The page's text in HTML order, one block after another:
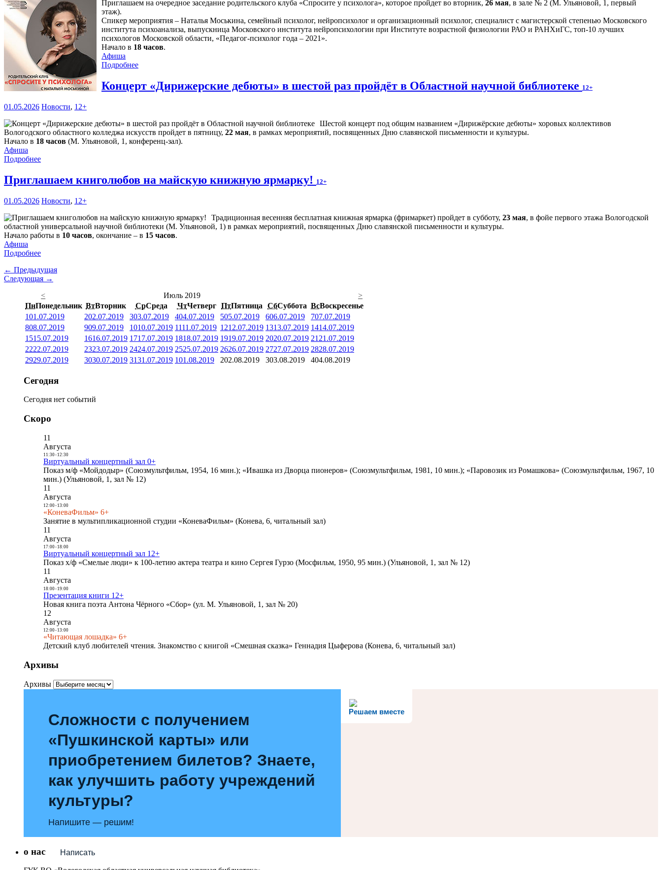
Приглашаем на очередное заседание родительского клуба «Спросите у психолога», которое пройдет во вторник, 26 мая, в зале № 2 (М. Ульяновой, 1, первый
этаж).
Спикер мероприятия – Наталья Моськина, семейный психолог, нейропсихолог и организационный психолог, специалист с магистерской степенью Московского
института психоанализа, выпускница Московского института нейропсихологии при Институте возрастной физиологии РАО и РАНХиГС, топ-10 лучших
психологов Московской области, «Педагог-психолог года – 2021».
Начало в 18 часов.
Афиша
Подробнее
Концерт «Дирижерские дебюты» в шестой раз пройдёт в Областной научной библиотеке 12+
01.05.2026 Новости, 12+
Шестой концерт под общим названием «Дирижёрские дебюты» хоровых коллективов
Вологодского областного колледжа искусств пройдет в пятницу, 22 мая, в рамках мероприятий, посвященных Дню славянской письменности и культуры.
Начало в 18 часов (М. Ульяновой, 1, конференц-зал).
Афиша
Подробнее
Приглашаем книголюбов на майскую книжную ярмарку! 12+
01.05.2026 Новости, 12+
Традиционная весенняя бесплатная книжная ярмарка (фримаркет) пройдет в субботу, 23 мая, в фойе первого этажа Вологодской
областной универсальной научной библиотеки (М. Ульяновой, 1) в рамках мероприятий, посвященных Дню славянской письменности и культуры.
Начало работы в 10 часов, окончание – в 15 часов.
Афиша
Подробнее
← Предыдущая
Следующая →
<
Июль 2019
>
ПнПонедельник ВтВторник СрСреда ЧтЧетверг ПтПятница СбСуббота ВсВоскресенье
101.07.2019 202.07.2019 303.07.2019 404.07.2019 505.07.2019 606.07.2019 707.07.2019
808.07.2019 909.07.2019 1010.07.2019 1111.07.2019 1212.07.2019 1313.07.2019 1414.07.2019
1515.07.2019 1616.07.2019 1717.07.2019 1818.07.2019 1919.07.2019 2020.07.2019 21 21.07.2019
2222.07.2019 2323.07.2019 2424.07.2019 2525.07.2019 2626.07.2019 2727.07.2019 2828.07.2019
2929.07.2019 3030.07.2019 3131.07.2019 101.08.2019 202.08.2019 303.08.2019 404.08.2019
Сегодня
Сегодня нет событий
Скоро
11
Августа
11:30- 12:30
Виртуальный концертный зал 0+
Показ м/ф «Мойдодыр» (Союзмультфильм, 1954, 16 мин.); «Ивашка из Дворца пионеров» (Союзмультфильм, 1981, 10 мин.); «Паровозик из Ромашкова» (Союзмультфильм, 1967, 10
мин.) (Ульяновой, 1, зал № 12)
11
Августа
12:00- 13:00
«КоневаФильм» 6+
Занятие в мультипликационной студии «КоневаФильм» (Конева, 6, читальный зал)
11
Августа
17:00- 18:00
Виртуальный концертный зал 12+
Показ х/ф «Смелые люди» к 100-летию актера театра и кино Сергея Гурзо (Мосфильм, 1950, 95 мин.) (Ульяновой, 1, зал № 12)
11
Августа
18:00- 19:00
Презентация книги 12+
Новая книга поэта Антона Чёрного «Сбор» (ул. М. Ульяновой, 1, зал № 20)
12
Августа
12:00- 13:00
«Читающая лошадка» 6+
Детский клуб любителей чтения. Знакомство с книгой «Смешная сказка» Геннадия Цыферова (Конева, 6, читальный зал)
Архивы
Архивы
Решаем вместе
Сложности с получением
«Пушкинской карты» или
приобретением билетов? Знаете,
как улучшить работу учреждений
культуры?
Напишите — решим!
Написать
о нас